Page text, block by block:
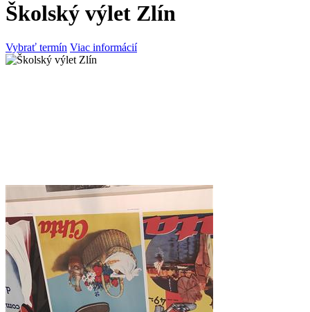
Školský výlet Zlín
Vybrať termín Viac informácií